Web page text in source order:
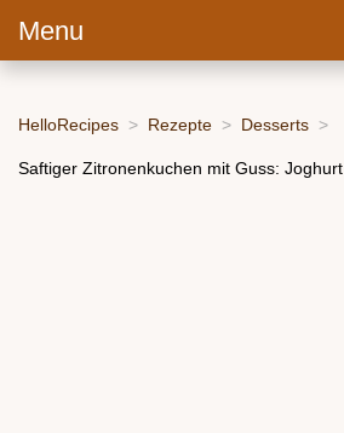
Menu
HelloRecipes Rezepte Desserts
Saftiger Zitronenkuchen mit Guss: Joghurt